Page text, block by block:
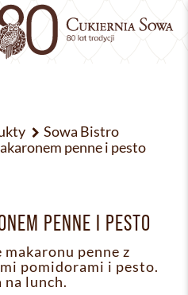
Sowa Bistro
penne i pesto
PENNE I PESTO
makaronu penne z
pomidorami i pesto.
na lunch.